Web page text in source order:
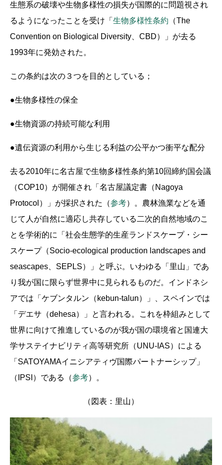
生態系の破壊や生物多様性の損失が国際的に問題視され
るようになったことを受け「 生物多様性条約 （The
Convention on Biological Diversity、CBD）」が去る
1993年に発効された。
この条約は次の３つを目的としている；
●生物多様性の保全
●生物資源の持続可能な利用
●遺伝資源の利用から生じる利益の公平かつ衝平な配分
去る2010年に名古屋で生物多様性条約第10回締約国会議
（COP10）が開催され「名古屋議定書（Nagoya
Protocol）」が採択された（参考）。農林漁業などを通
じて人が自然に適応し共存している二次的自然地域のこ
とを学術的に「社会生態学的生産ランドスケープ・シー
スケープ（Socio-ecological production landscapes and
seascapes、SEPLS）」と呼ぶ。いわゆる「里山」であ
り我が国に限らず世界中に見られるものだ。インドネシ
アでは「ケブンタルン（kebun-talun）」、スペインでは
「デエサ（dehesa）」と言われる。これを枠組みとして
世界に向けて推進しているのが我が国の環境省と国連大
学サステイナビリティ高等研究所（UNU-IAS）による
「SATOYAMAイニシアティヴ国際パートナーシップ」
（IPSI）である（参考）。
（図表：里山）